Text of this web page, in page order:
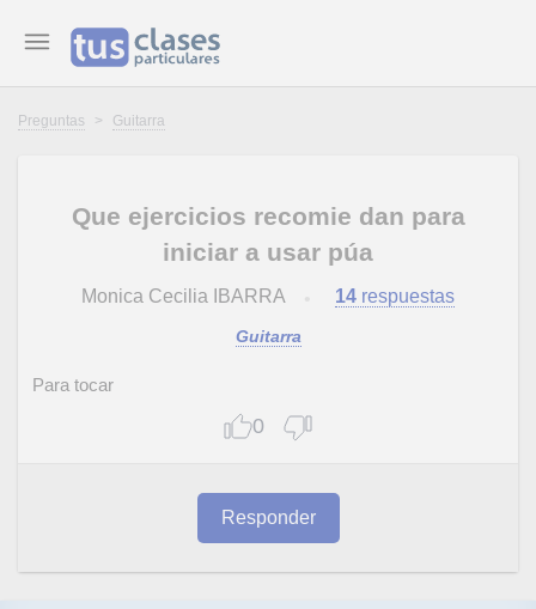
Preguntas > Guitarra
Que ejercicios recomie dan para
iniciar a usar púa
Monica Cecilia IBARRA 14 respuestas
Guitarra
Para tocar
0
Responder